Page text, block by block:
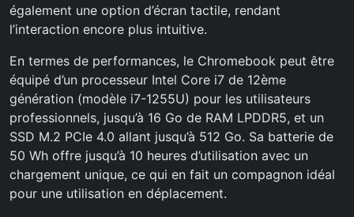
également une option d’écran tactile, rendant
l’interaction encore plus intuitive.
En termes de performances, le Chromebook peut être
équipé d’un processeur Intel Core i7 de 12ème
génération (modèle i7-1255U) pour les utilisateurs
professionnels, jusqu’à 16 Go de RAM LPDDR5, et un
SSD M.2 PCIe 4.0 allant jusqu’à 512 Go. Sa batterie de
50 Wh offre jusqu’à 10 heures d’utilisation avec un
chargement unique, ce qui en fait un compagnon idéal
pour une utilisation en déplacement.